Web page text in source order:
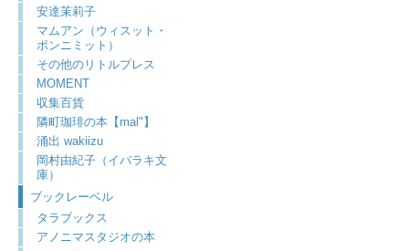
安達茉莉子
マムアン（ウィスット・
ポンニミット）
その他のリトルプレス
MOMENT
収集百貨
隣町珈琲の本【mal"】
涌出 wakiizu
岡村由紀子（イバラキ文
庫）
ブックレーベル
タラブックス
アノニマスタジオの本